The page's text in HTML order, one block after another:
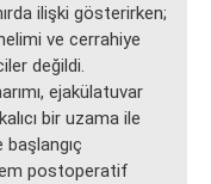
ilişki gösterirken;
ve cerrahiye
değildi.
ejakülatuvar
bir uzama ile
başlangıç
postoperatif